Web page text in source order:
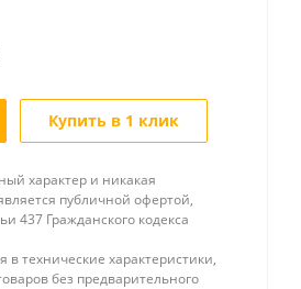
Купить в 1 клик
характер и никакая
публичной офертой,
437 Гражданского кодекса
технические характеристики,
без предварительного